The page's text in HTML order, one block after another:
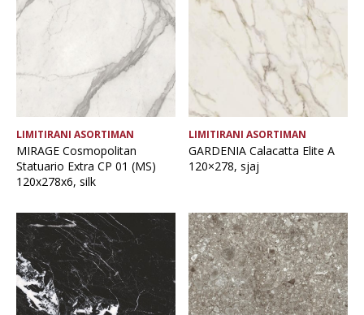
LIMITIRANI ASORTIMAN
MIRAGE Cosmopolitan
Statuario Extra CP 01 (MS)
120x278x6, silk
LIMITIRANI ASORTIMAN
GARDENIA Calacatta Elite A
120×278, sjaj